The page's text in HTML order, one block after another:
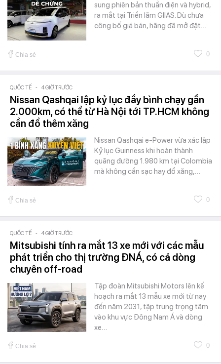
sung phiên bản thuần điện và hybrid,
ra mắt tại Triển lãm GIIAS. Dù chưa
công bố giá bán, hãng đã mở đặt…
Chia sẻ 0
QUỐC TẾ - 4 GIỜ TRƯỚC
Nissan Qashqai lập kỷ lục đầy bình chạy gần
2.000km, có thể từ Hà Nội tới TP.HCM không
cần đổ thêm xăng
Nissan Qashqai e-Power vừa xác lập
Kỷ lục Guinness khi hoàn thành
quãng đường 1.980 km tại Colombia
mà không cần sạc hay đổ xăng,…
Chia sẻ 0
QUỐC TẾ - 4 GIỜ TRƯỚC
Mitsubishi tính ra mắt 13 xe mới với các mẫu
phát triển cho thị trường ĐNÁ, có cả dòng
chuyên off-road
Tập đoàn Mitsubishi Motors lên kế
hoạch ra mắt 13 mẫu xe mới từ nay
đến năm 2031, tập trung trọng tâm
vào khu vực Đông Nam Á và dòng
xe…
Chia sẻ 0